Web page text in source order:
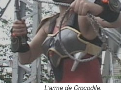
L'arme de Crocodile.